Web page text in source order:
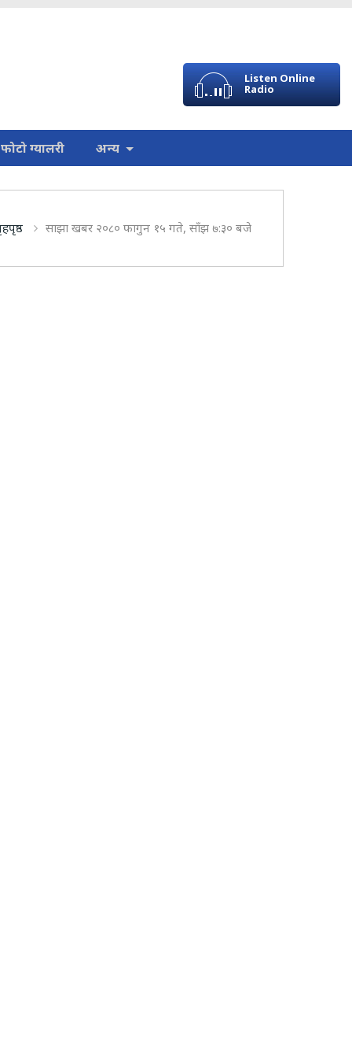
Listen Online
Radio
फोटो ग्यालरी अन्य
साझा खबर २०८० फागुन १५ गते, साँझ ७:३० बजे